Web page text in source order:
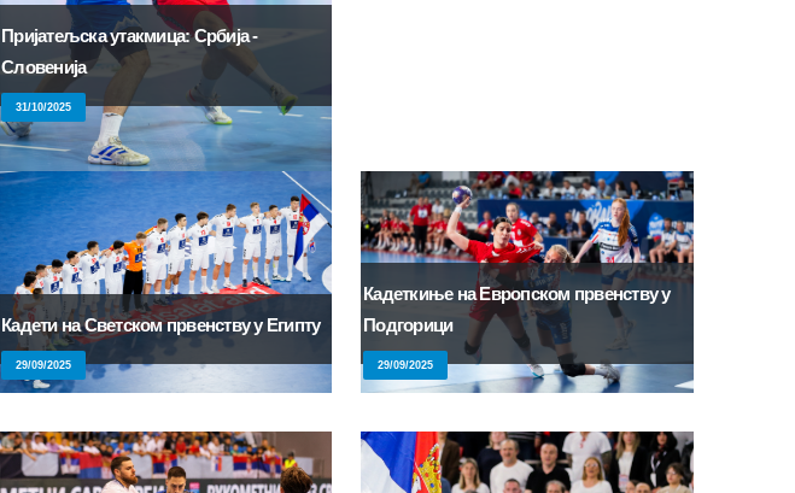
Пријатељска утакмица: Србија -
Словенија
31/10/2025
Кадети на Светском првенству у Египту
29/09/2025
Кадеткиње на Европском првенству у
Подгорици
29/09/2025